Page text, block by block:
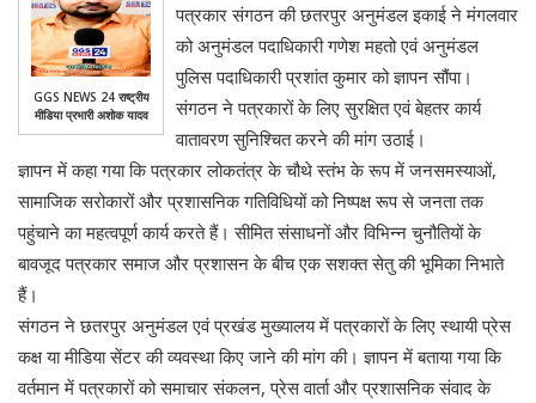
GGS NEWS 24 राष्ट्रीय
मीडिया प्रभारी अशोक यादव
पत्रकार संगठन की छतरपुर अनुमंडल इकाई ने मंगलवार
को अनुमंडल पदाधिकारी गणेश महतो एवं अनुमंडल
पुलिस पदाधिकारी प्रशांत कुमार को ज्ञापन सौंपा।
संगठन ने पत्रकारों के लिए सुरक्षित एवं बेहतर कार्य
वातावरण सुनिश्चित करने की मांग उठाई।
ज्ञापन में कहा गया कि पत्रकार लोकतंत्र के चौथे स्तंभ के रूप में जनसमस्याओं,
सामाजिक सरोकारों और प्रशासनिक गतिविधियों को निष्पक्ष रूप से जनता तक
पहुंचाने का महत्वपूर्ण कार्य करते हैं। सीमित संसाधनों और विभिन्न चुनौतियों के
बावजूद पत्रकार समाज और प्रशासन के बीच एक सशक्त सेतु की भूमिका निभाते
हैं।
संगठन ने छतरपुर अनुमंडल एवं प्रखंड मुख्यालय में पत्रकारों के लिए स्थायी प्रेस
कक्ष या मीडिया सेंटर की व्यवस्था किए जाने की मांग की। ज्ञापन में बताया गया कि
वर्तमान में पत्रकारों को समाचार संकलन, प्रेस वार्ता और प्रशासनिक संवाद के